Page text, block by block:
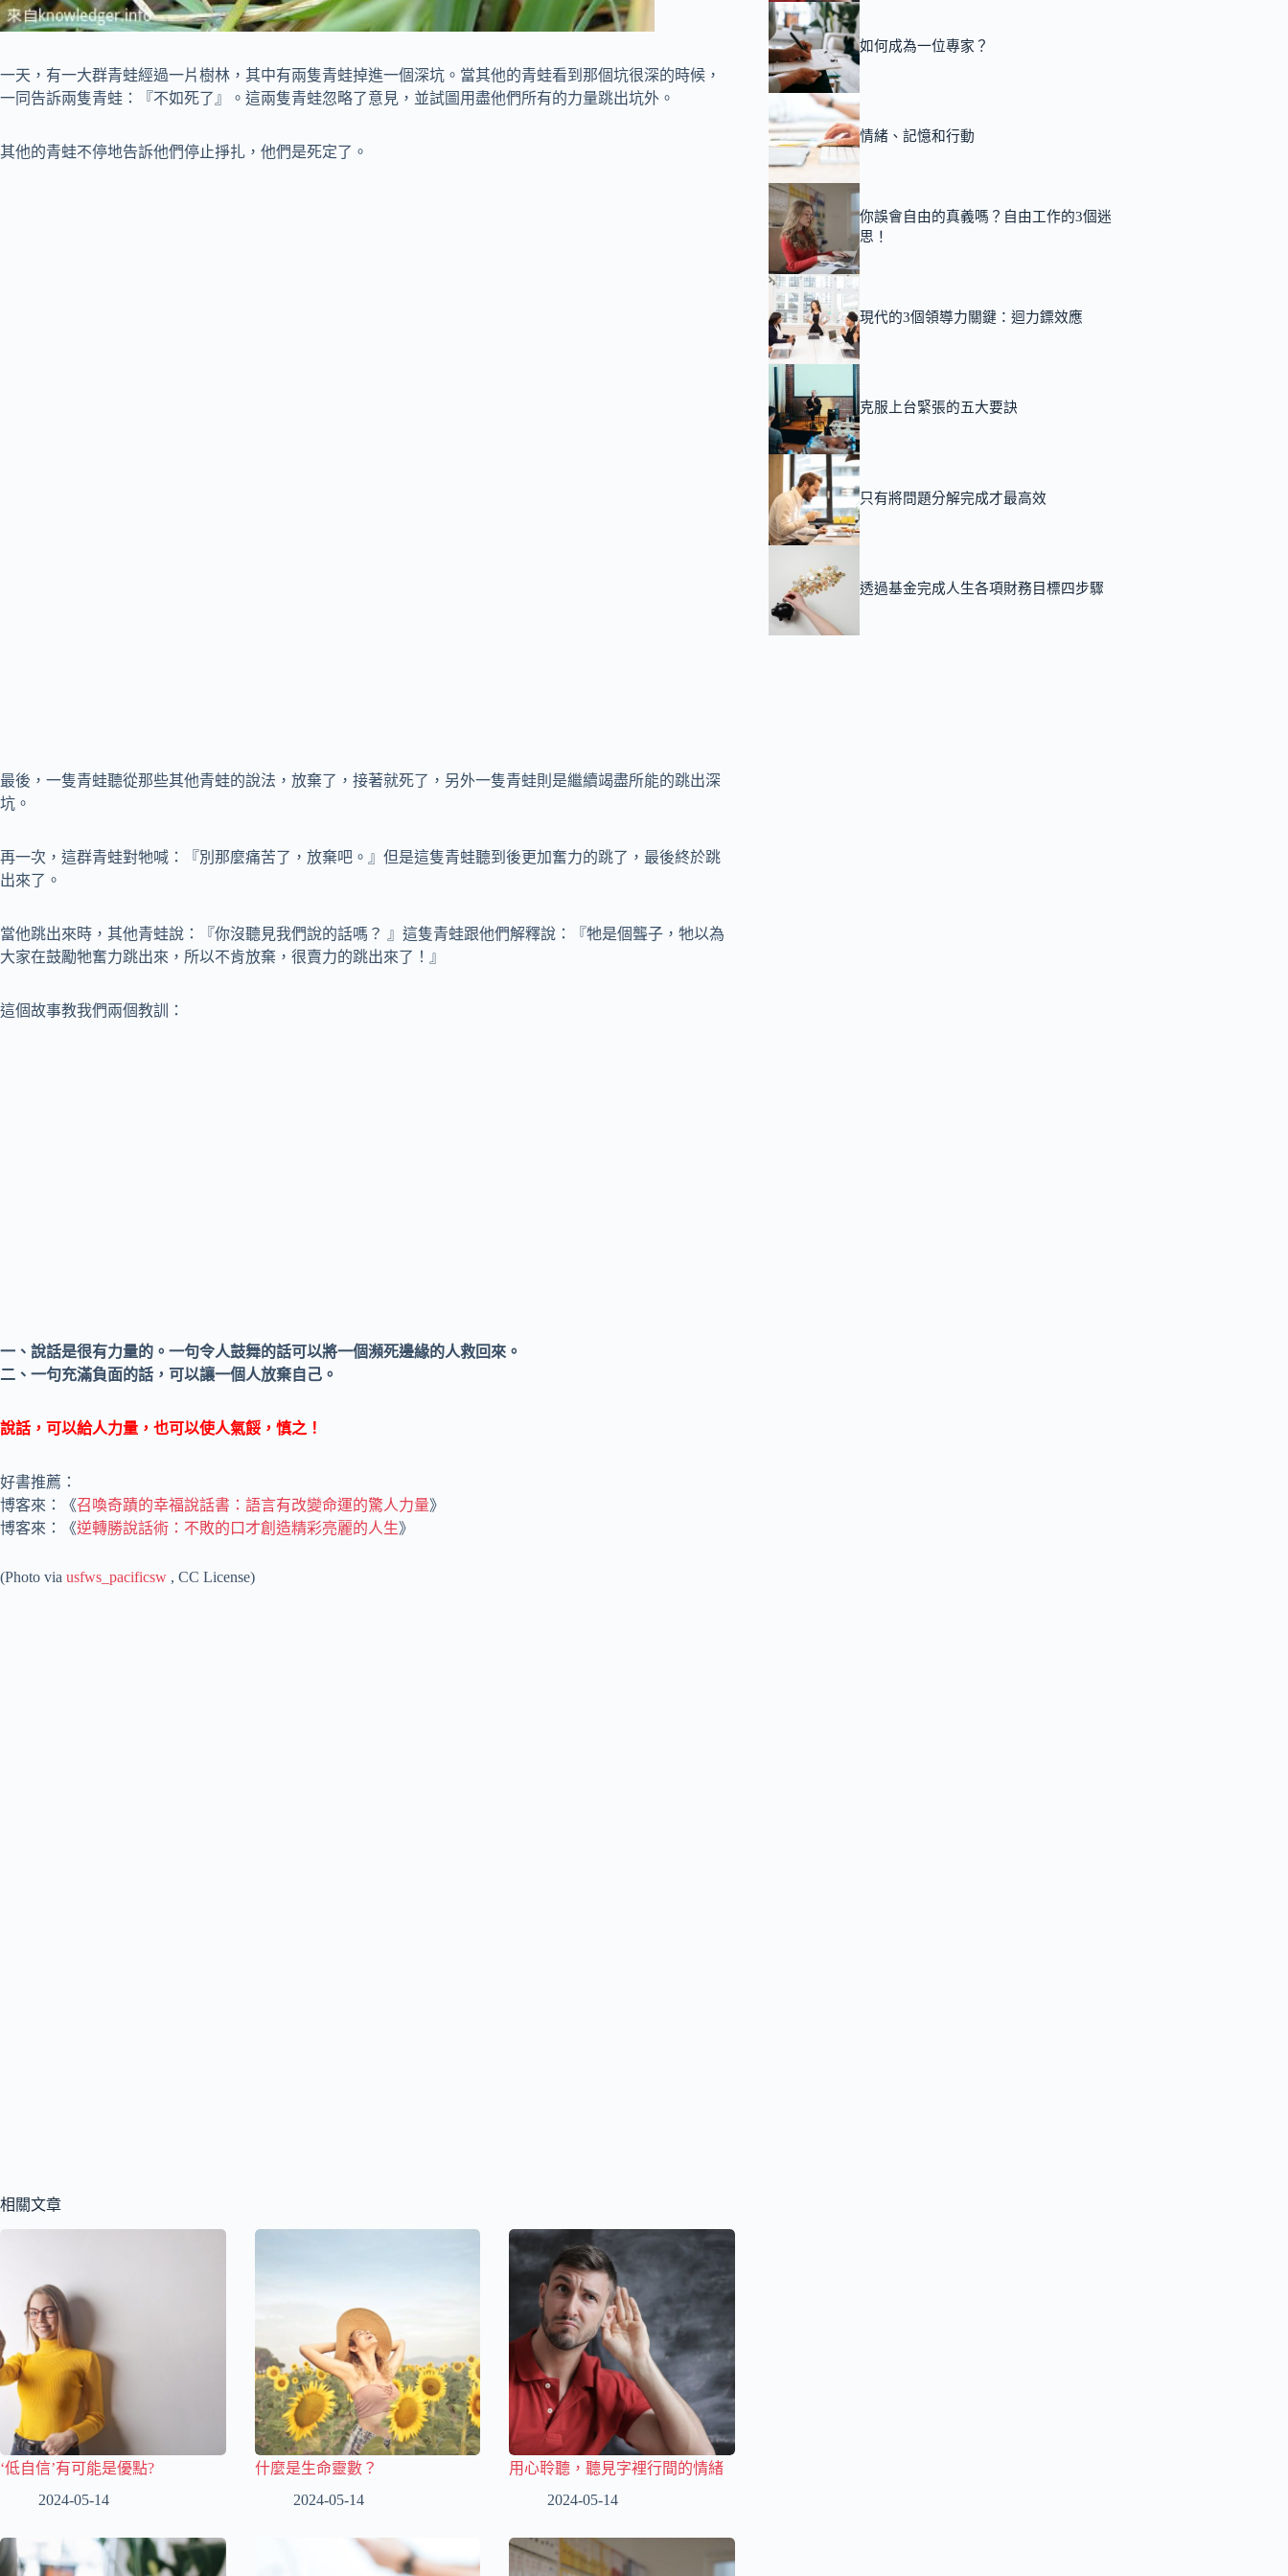
一天，有一大群青蛙經過一片樹林，其中有兩隻青蛙掉進一個深坑。當其他的青蛙看到那個坑很深的時候，
一同告訴兩隻青蛙：『不如死了』。這兩隻青蛙忽略了意見，並試圖用盡他們所有的力量跳出坑外。
其他的青蛙不停地告訴他們停止掙扎，他們是死定了。
最後，一隻青蛙聽從那些其他青蛙的說法，放棄了，接著就死了，另外一隻青蛙則是繼續竭盡所能的跳出深
坑。
再一次，這群青蛙對牠喊：『別那麼痛苦了，放棄吧。』但是這隻青蛙聽到後更加奮力的跳了，最後終於跳
出來了。
當他跳出來時，其他青蛙說：『你沒聽見我們說的話嗎？ 』這隻青蛙跟他們解釋說：『牠是個聾子，牠以為
大家在鼓勵牠奮力跳出來，所以不肯放棄，很賣力的跳出來了！』
這個故事教我們兩個教訓：
一、說話是很有力量的。一句令人鼓舞的話可以將一個瀕死邊緣的人救回來。
二、一句充滿負面的話，可以讓一個人放棄自己。
說話，可以給人力量，也可以使人氣餒，慎之！
好書推薦：
博客來：《召喚奇蹟的幸福說話書：語言有改變命運的驚人力量》
博客來：《逆轉勝說話術：不敗的口才創造精彩亮麗的人生》
(Photo via usfws_pacificsw , CC License)
相關文章
‘低自信’有可能是優點?
2024-05-14
什麼是生命靈數？
2024-05-14
用心聆聽，聽見字裡行間的情緒
2024-05-14
如何成為一位專家？
情緒、記憶和行動
你誤會自由的真義嗎？自由工作的3個迷
思！
現代的3個領導力關鍵：迴力鏢效應
克服上台緊張的五大要訣
只有將問題分解完成才最高效
透過基金完成人生各項財務目標四步驟